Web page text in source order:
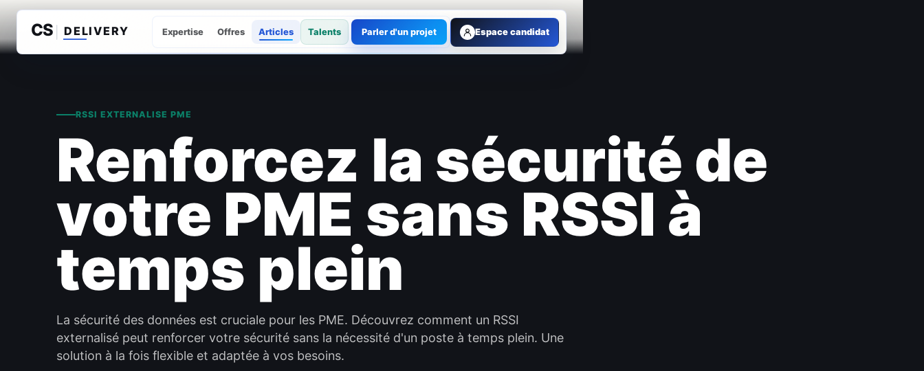
Expertise Offres Articles Talents Parler d'un projet Espace candidat
RSSI EXTERNALISE PME
Renforcez la sécurité de
votre PME sans RSSI à
temps plein
La sécurité des données est cruciale pour les PME. Découvrez comment un RSSI
externalisé peut renforcer votre sécurité sans la nécessité d'un poste à temps plein. Une
solution à la fois flexible et adaptée à vos besoins.